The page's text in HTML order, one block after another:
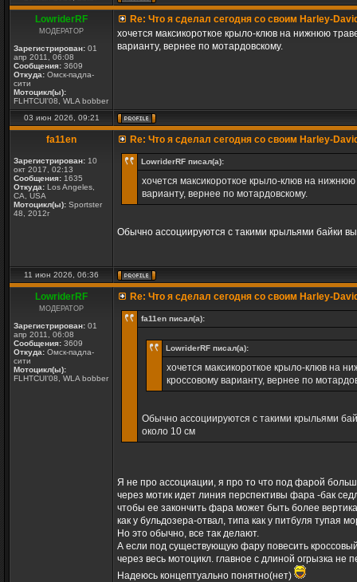
LowriderRF
МОДЕРАТОР
Зарегистрирован: 01
апр 2011, 06:08
Сообщения: 3609
Откуда: Омск-падла-
сити
Мотоцикл(ы):
FLHTCUI'08, WLA bobber
Re: Что я сделал сегодня со своим Harley-
хочется максикороткое крыло-клюв на нижнюю
варианту, вернее по мотардовскому.
03 июн 2026, 09:21
fa11en
Зарегистрирован: 10
окт 2017, 02:13
Сообщения: 1635
Откуда: Los Angeles,
CA, USA
Мотоцикл(ы): Sportster
48, 2012г
Re: Что я сделал сегодня со своим Harley-
LowriderRF писал(а):
хочется максикороткое крыло-клюв на
варианту, вернее по мотардовскому.
Обычно ассоциируются с такими крыльями байки
11 июн 2026, 06:36
LowriderRF
МОДЕРАТОР
Зарегистрирован: 01
апр 2011, 06:08
Сообщения: 3609
Откуда: Омск-падла-
сити
Мотоцикл(ы):
FLHTCUI'08, WLA bobber
Re: Что я сделал сегодня со своим Harley-
fa11en писал(а):
LowriderRF писал(а):
хочется максикороткое крыло-клюв на
кроссовому варианту, вернее по
Обычно ассоциируются с такими крыльями
около 10 см
Я не про ассоциации, я про то что под фарой
через мотик идет линия перспективы фара -бак
чтобы ее закончить фара может быть более
как у бульдозера-отвал, типа как у питбуля тупая
Но это обычно, все так делают.
А если под существующую фару повесить
через весь мотоцикл. главное с длиной огрызка
Надеюсь концептуально понятно(нет)